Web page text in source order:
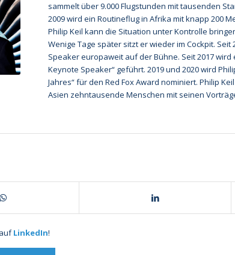
sammelt über 9.000 Flugstunden mit tausenden
2009 wird ein Routineflug in Afrika mit knapp 200
Philip Keil kann die Situation unter Kontrolle
Wenige Tage später sitzt er wieder im Cockpit. Seit
Speaker europaweit auf der Bühne. Seit 2017 wird
Keynote Speaker“ geführt. 2019 und 2020 wird
Jahres“ für den Red Fox Award nominiert. Philip
Asien zehntausende Menschen mit seinen
LinkedIn!